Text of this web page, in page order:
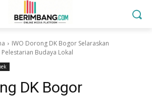
IWO Dorong DK Bogor Selaraskan
Budaya Lokal
DK Bogor